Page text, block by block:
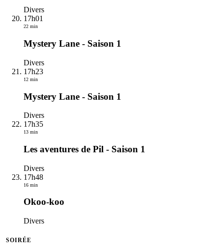
Divers
17h01
22 min
Mystery Lane - Saison 1
Divers
17h23
12 min
Mystery Lane - Saison 1
Divers
17h35
13 min
Les aventures de Pil - Saison 1
Divers
17h48
16 min
Okoo-koo
Divers
SOIRÉE